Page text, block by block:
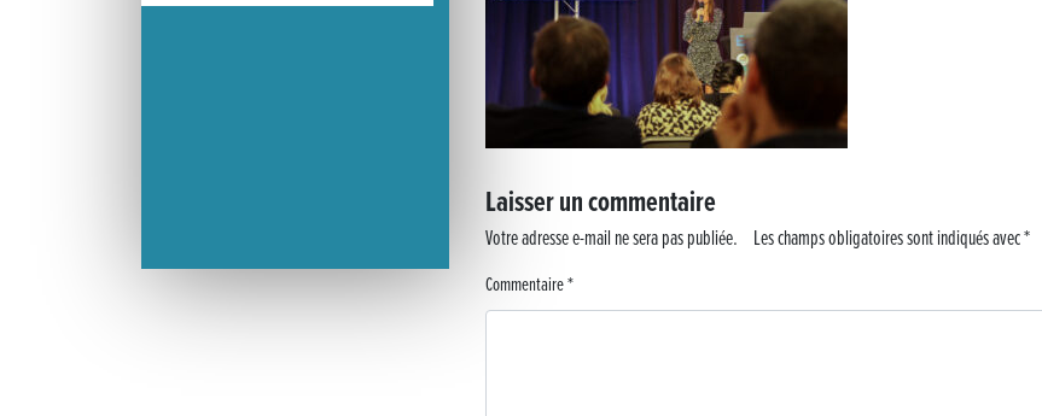
Laisser un commentaire
Votre adresse e-mail ne sera pas publiée. Les champs obligatoires sont indiqués avec*
Commentaire*